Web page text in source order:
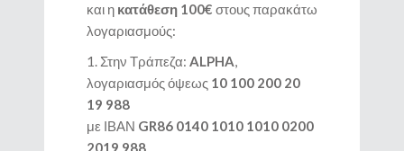
και η κατάθεση 100€ στους παρακάτω
λογαριασμούς:
1. Στην Τράπεζα: ALPHA,
λογαριασμός όψεως 10 100 200 20
19 988
με ΙΒΑΝ GR86 0140 1010 1010 0200
2019 988